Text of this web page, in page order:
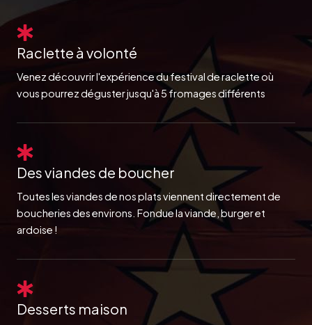
Raclette à volonté
Venez découvrir l'expérience du festival de raclette où
vous pourrez déguster jusqu'à 5 fromages différents
Des viandes de boucher
Toutes les viandes de nos plats viennent directement de
boucheries des environs. Fondue la viande, burger et
ardoise !
Desserts maison